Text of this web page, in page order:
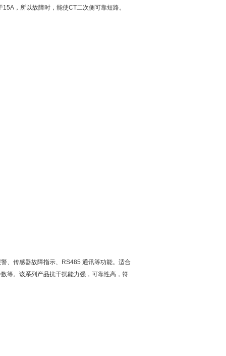
，所以故障时，能使CT二次侧可靠短路。
、传感器故障指示、RS485 通讯等功能。适合
等。该系列产品抗干扰能力强，可靠性高，符